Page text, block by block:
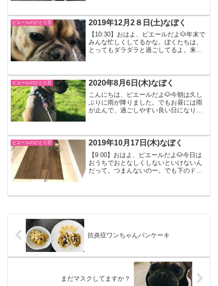
れな建物にも怖...
ピエールのひとり言 2019年12月2８日(土)なぼく
【10:30】おはよ、ピエールだよ🐶年末で
みんな忙しくしてるかな。ぼくたちは、
とってもダラダラと過ごしてるよ。来年
次の出張にぼくもついて行くかもしれな
いの。オレゴンのポ...
ピエールのひとり言 2020年8月6日(木)なぼく
こんにちは、ピエールだよ🐶今朝は久し
ぶりに雨が降りました。でもお昼には雨
が止んで、過ごしやすい良い日になりま
断させる。夕方には青空になったよ。ま
だ帰りたくない、ぼく。最...
ピエールのひとり言 2019年10月17日(木)なぼく
【9:00】おはよ、ピエールだよ🐶今日は
おうちでおとなしくしないといけないん
だって。つまんないのー。でも下のドッ
抗炎症ワンちゃんパンケーキ
まだマスクしてますか？